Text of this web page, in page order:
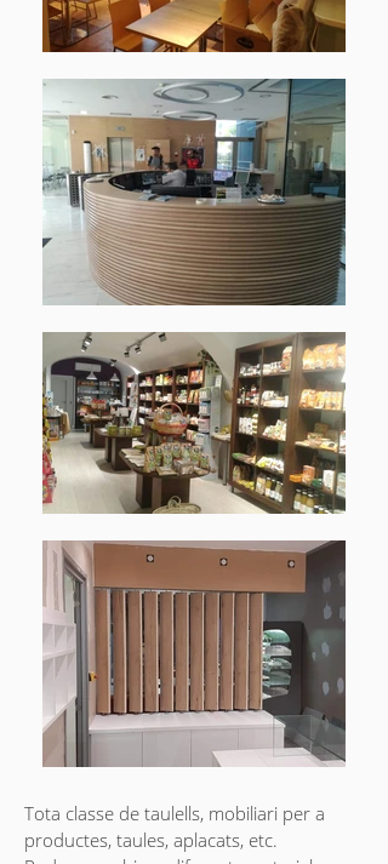
Tota classe de taulells, mobiliari per a
productes, taules, aplacats, etc.